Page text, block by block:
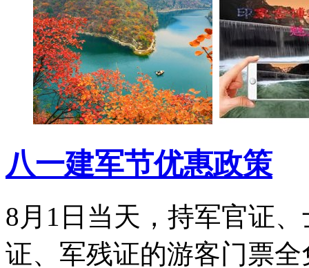
八一建军节优惠政策
8月1日当天，持军官证
证、军残证的游客门票